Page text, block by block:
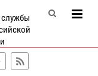
службы